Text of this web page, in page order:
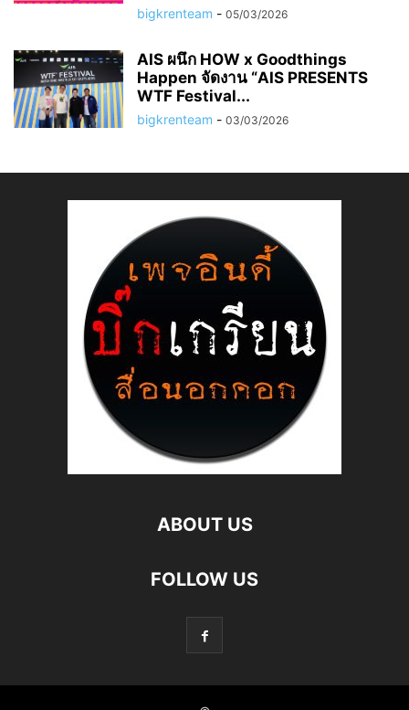
bigkrenteam - 05/03/2026
AIS ผนึก HOW x Goodthings
Happen จัดงาน “AIS PRESENTS
WTF Festival...
bigkrenteam - 03/03/2026
ABOUT US
FOLLOW US